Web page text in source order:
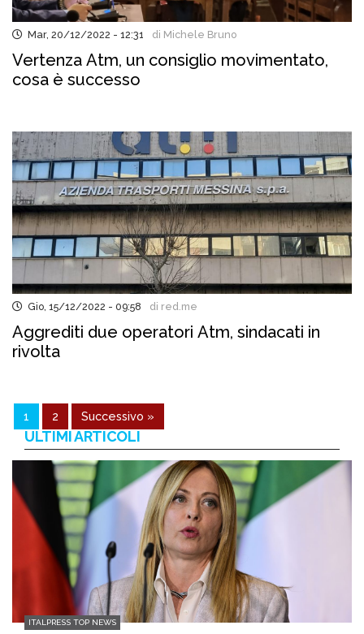
Mar, 20/12/2022 - 12:31 di Michele Bruno
Vertenza Atm, un consiglio movimentato,
cosa è successo
Gio, 15/12/2022 - 09:58 di red.me
Aggrediti due operatori Atm, sindacati in
rivolta
1 2 Successivo »
ULTIMI ARTICOLI
ITALPRESS TOP NEWS